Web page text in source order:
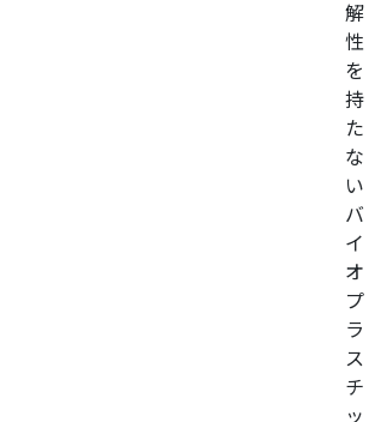
解
性
を
持
た
な
い
バ
イ
オ
プ
ラ
ス
チ